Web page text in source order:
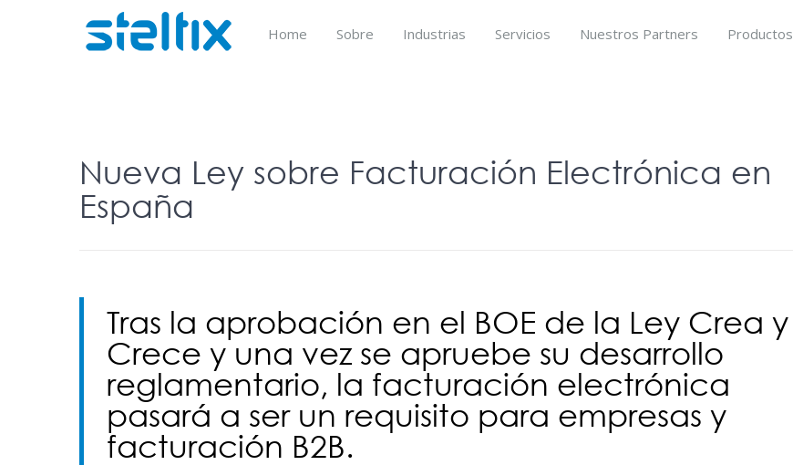
Home Sobre Industrias Servicios Nuestros Partners Productos
Nueva Ley sobre Facturación Electrónica en
España
Tras la aprobación en el BOE de la Ley Crea y
Crece y una vez se apruebe su desarrollo
reglamentario, la facturación electrónica
pasará a ser un requisito para empresas y
facturación B2B.